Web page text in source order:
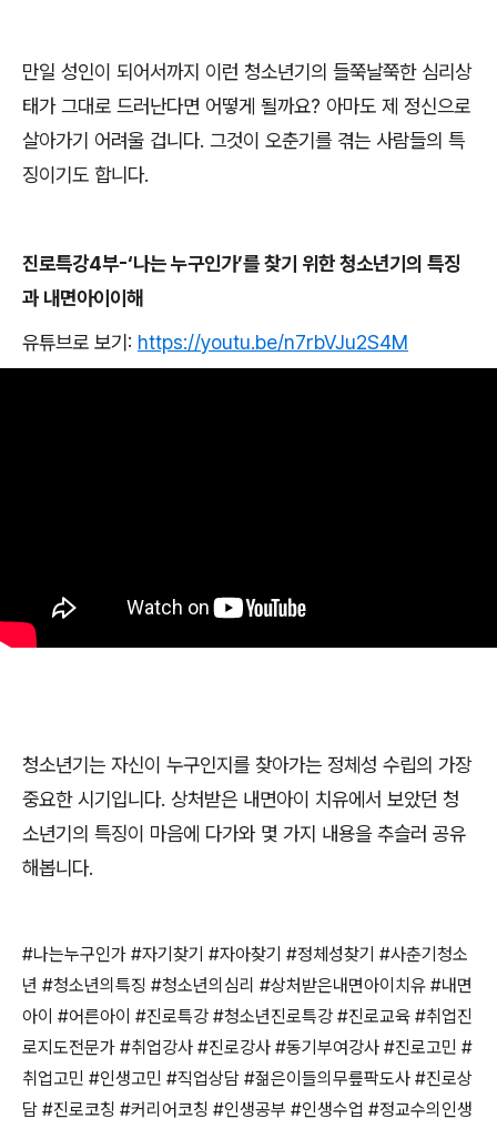
만일 성인이 되어서까지 이런 청소년기의 들쭉날쭉한 심리상
태가 그대로 드러난다면 어떻게 될까요? 아마도 제 정신으로
살아가기 어려울 겁니다. 그것이 오춘기를 겪는 사람들의 특
징이기도 합니다.
진로특강4부-‘나는 누구인가’를 찾기 위한 청소년기의 특징
과 내면아이이해
유튜브로 보기: https://youtu.be/n7rbVJu2S4M
청소년기는 자신이 누구인지를 찾아가는 정체성 수립의 가장
중요한 시기입니다. 상처받은 내면아이 치유에서 보았던 청
소년기의 특징이 마음에 다가와 몇 가지 내용을 추슬러 공유
해봅니다.
#나는누구인가 #자기찾기 #자아찾기 #정체성찾기 #사춘기청소
년 #청소년의특징 #청소년의심리 #상처받은내면아이치유 #내면
아이 #어른아이 #진로특강 #청소년진로특강 #진로교육 #취업진
로지도전문가 #취업강사 #진로강사 #동기부여강사 #진로고민 #
취업고민 #인생고민 #직업상담 #젊은이들의무릎팍도사 #진로상
담 #진로코칭 #커리어코칭 #인생공부 #인생수업 #정교수의인생